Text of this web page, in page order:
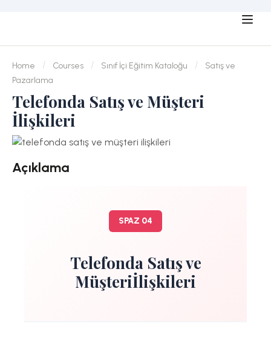
Home Courses Sınıf İçi Eğitim Kataloğu
Satış ve
Pazarlama
Telefonda Satış ve Müşteri
İlişkileri
Açıklama
SPAZ 04
Telefonda Satış ve
Müşteriİlişkileri